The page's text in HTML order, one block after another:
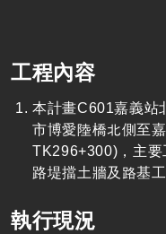
工程內容
本計畫C601嘉義站
市博愛陸橋北側至
TK296+300)，主要
路堤擋土牆及路基工
執行現況